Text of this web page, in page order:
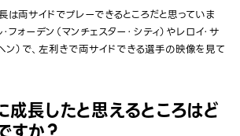
は両サイドでプレーできるところだと思っていま
フォーデン（マンチェスター・シティ）やレロイ・サ
ン）で、左利きで両サイドできる選手の映像を見て
長したと思えるところはど